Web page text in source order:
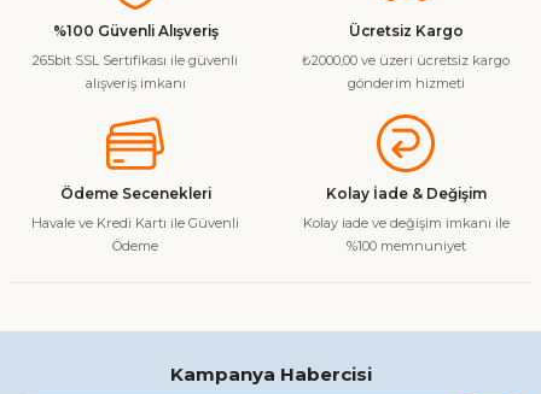
Görüş ve önerileriniz için teşekkür ederiz.
Ürün resmi kalitesiz, bozuk veya görüntülenemiyor.
Ürün bilgilerinde hatalar bulunuyor.
Ürün fiyatı diğer sitelerden daha pahalı.
Gönder
%100 Güvenli Alışveriş
265bit SSL Sertifikası ile güvenli
alışveriş imkanı
Ücretsiz Kargo
₺2000,00 ve üzeri ücretsiz kargo
gönderim hizmeti
Ödeme Secenekleri
Havale ve Kredi Kartı ile Güvenli
Ödeme
Kolay İade & Değişim
Kolay iade ve değişim imkanı ile
%100 memnuniyet
Kampanya Habercisi